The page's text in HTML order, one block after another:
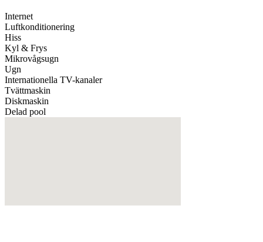
Internet
Luftkonditionering
Hiss
Kyl & Frys
Mikrovågsugn
Ugn
Internationella TV-kanaler
Tvättmaskin
Diskmaskin
Delad pool